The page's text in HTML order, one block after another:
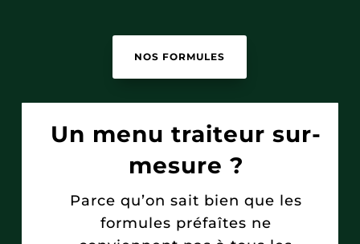
NOS FORMULES
Un menu traiteur sur-
mesure ?
Parce qu’on sait bien que les
formules préfaîtes ne